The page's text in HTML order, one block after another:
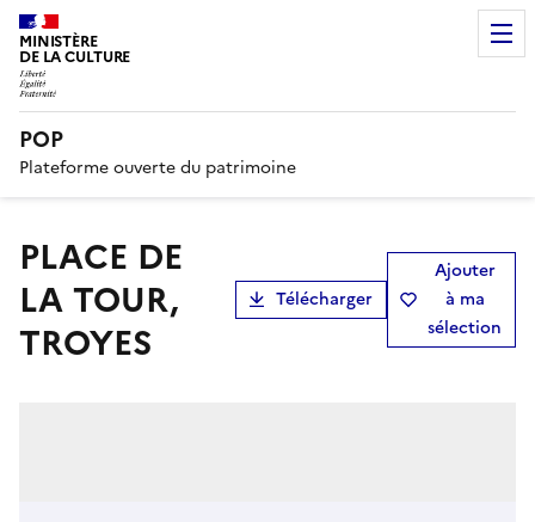
MINISTÈRE
DE LA CULTURE
POP
Plateforme ouverte du patrimoine
PLACE DE
LA TOUR,
TROYES
Télécharger
Ajouter
à ma
sélection